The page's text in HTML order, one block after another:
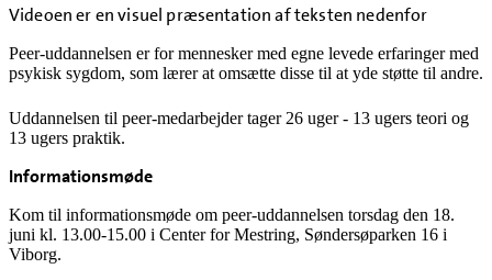
Videoen er en visuel præsentation af teksten nedenfor
Peer-uddannelsen er for mennesker med egne levede erfaringer med
psykisk sygdom, som lærer at omsætte disse til at yde støtte til andre.
Uddannelsen til peer-medarbejder tager 26 uger - 13 ugers teori og
13 ugers praktik.
Informationsmøde
Kom til informationsmøde om peer-uddannelsen torsdag den 18.
juni kl. 13.00-15.00 i Center for Mestring, Søndersøparken 16 i
Viborg.